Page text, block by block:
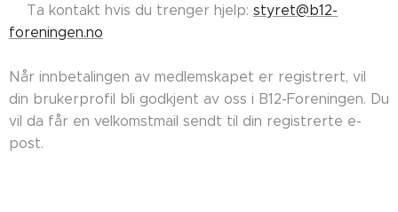
👉🏼Ta kontakt hvis du trenger hjelp: styret@b12-
foreningen.no
Når innbetalingen av medlemskapet er registrert, vil
din brukerprofil bli godkjent av oss i B12-Foreningen. Du
vil da får en velkomstmail sendt til din registrerte e-
post.